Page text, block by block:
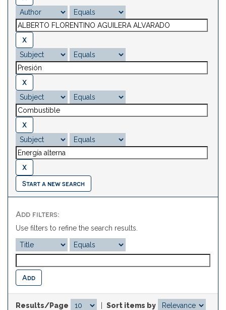
Start a new search
Add filters:
Use filters to refine the search results.
Results/Page
Sort items by